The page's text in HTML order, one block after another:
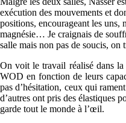
exécution des mouvements et
positions, encourageant les uns,
magnésie… Je craignais de
salle mais non pas de soucis, on
On voit le travail réalisé dans la
WOD en fonction de leurs
pas d’hésitation, ceux qui
d’autres ont pris des élastiques
garde tout le monde à l’œil.